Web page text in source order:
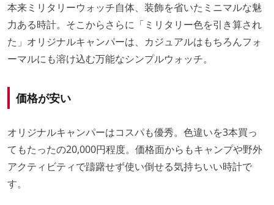
本来ミリタリーウォッチ自体、装飾を省いたミニマルな魅
力ある時計。そこからさらに「ミリタリー色を引き算され
た」オリジナルキャンパーは、カジュアルはもちろんフォ
ーマルにも溶け込む万能なシンプルウォッチ。
価格が安い
オリジナルキャンパーはコスパも優秀。色違いを3本買っ
てもたったの20,000円程度。価格面からもキャンプや野外
アクティビティで躊躇せず使い倒せる気持ちいい時計で
す。